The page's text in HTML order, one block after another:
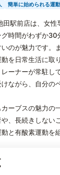
簡単に始められる運
田駅前店は、女
時間がわずか30
のが魅力です。
を日常生活に取
ーナーが常駐し
ながら、自分の
ーブスの魅力の
、長続きしない
と有酸素運動を